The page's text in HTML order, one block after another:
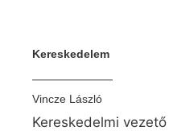
Kereskedelem
Vincze László
Kereskedelmi vezető